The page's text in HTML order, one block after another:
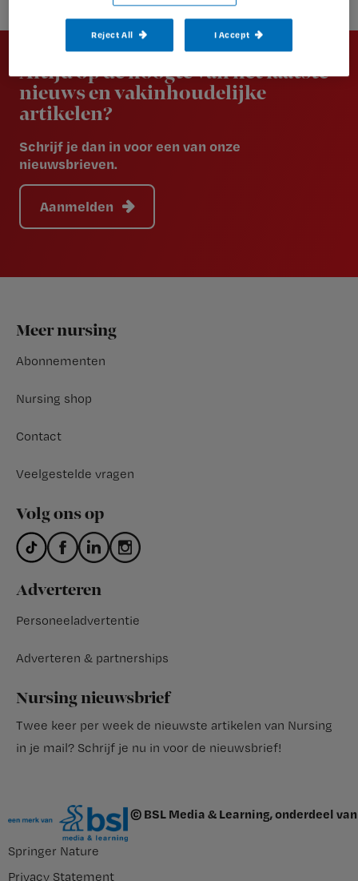
Newsletter
Altijd op de hoogte van het laatste
nieuws en vakinhoudelijke
artikelen?
Schrijf je dan in voor een van onze
nieuwsbrieven.
Aanmelden
Footer
Meer nursing
Abonnementen
Nursing shop
Contact
Veelgestelde vragen
Volg ons op
Adverteren
Personeeladvertentie
Adverteren & partnerships
Nursing nieuwsbrief
Twee keer per week de nieuwste artikelen van Nursing
in je mail? Schrijf je nu in voor de nieuwsbrief!
© BSL Media & Learning, onderdeel van
Springer Nature
Privacy Statement
Reject All I Accept